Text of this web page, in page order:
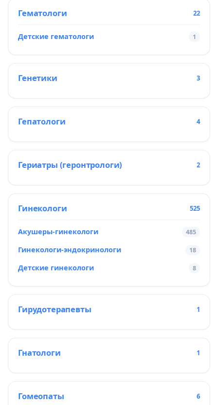
Гематологи 22
Детские гематологи 1
Генетики 3
Гепатологи 4
Гериатры (геронтрологи) 2
Гинекологи 525
Акушеры-гинекологи 485
Гинекологи-эндокринологи 18
Детские гинекологи 8
Гирудотерапевты 1
Гнатологи 1
Гомеопаты 6